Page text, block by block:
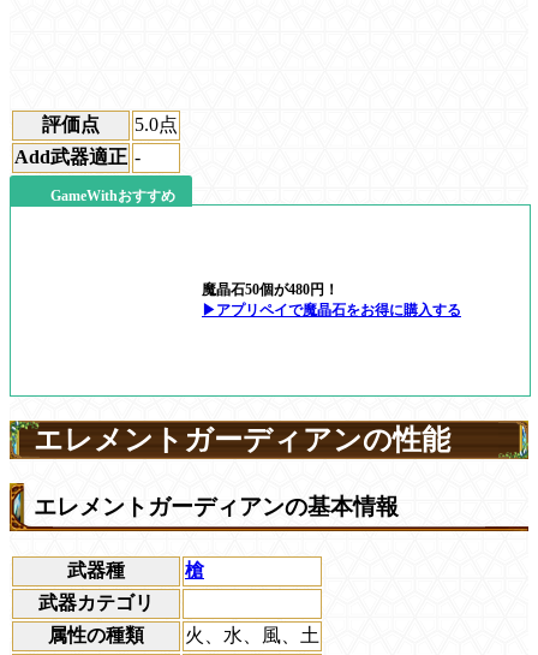
評価点 5.0点
Add武器適正 -
GameWithおすすめ
魔晶石50個が480円！
▶アプリペイで魔晶石をお得に購入する
エレメントガーディアンの性能
エレメントガーディアンの基本情報
武器種
槍
武器カテゴリ
属性の種類
火、水、風、土